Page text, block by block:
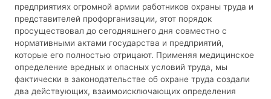
предприятиях огромной армии работников охраны труда и
представителей профорганизации, этот порядок
просуществовал до сегодняшнего дня совместно с
нормативными актами государства и предприятий,
которые его полностью отрицают. Применяя медицинское
определение вредных и опасных условий труда, мы
фактически в законодательстве об охране труда создали
два действующих, взаимоисключающих определения